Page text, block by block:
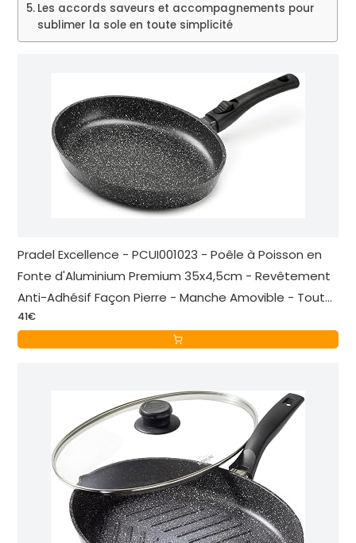
Les accords saveurs et accompagnements pour
sublimer la sole en toute simplicité
Pradel Excellence - PCUI001023 - Poêle à Poisson en
Fonte d'Aluminium Premium 35x4,5cm - Revêtement
Anti-Adhésif Façon Pierre - Manche Amovible - Tout
Feu, Noir
41€